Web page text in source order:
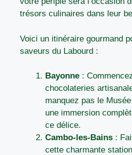
trésors culinaires dans leur
Voici un itinéraire gourmand
saveurs du Labourd :
Bayonne :
chocolateries
manquez pas le
une immersion
ce délice.
Cambo-les-Bains :
cette charmante